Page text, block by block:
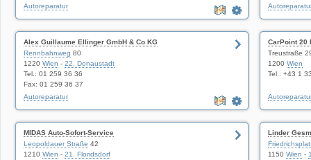
Autoreparatur
Alex Guillaume Ellinger GmbH & Co KG
Rennbahnweg 80
1220 Wien - 22. Donaustadt
Tel.: 01 259 36 36
Fax: 01 259 36 37
Autoreparatur
CarPoint 20
Treustraße
1200 Wien
Tel.: +43 1
MIDAS Auto-Sofort-Service
Leopoldauer Straße 42
1210 Wien - 21. Floridsdorf
Linder
1150 Wien -